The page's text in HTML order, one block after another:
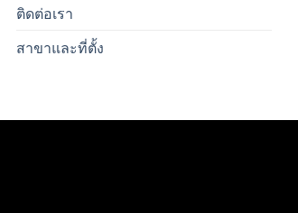
ติดต่อเรา
สาขาและที่ตั้ง